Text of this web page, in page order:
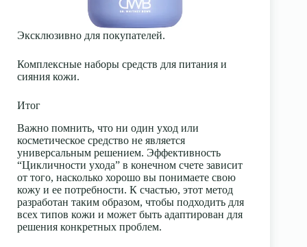
Эксклюзивно для покупателей.
Комплексные наборы средств для питания и
сияния кожи.
Итог
Важно помнить, что ни один уход или
косметическое средство не является
универсальным решением. Эффективность
“Цикличности ухода” в конечном счете зависит
от того, насколько хорошо вы понимаете свою
кожу и ее потребности. К счастью, этот метод
разработан таким образом, чтобы подходить для
всех типов кожи и может быть адаптирован для
решения конкретных проблем.